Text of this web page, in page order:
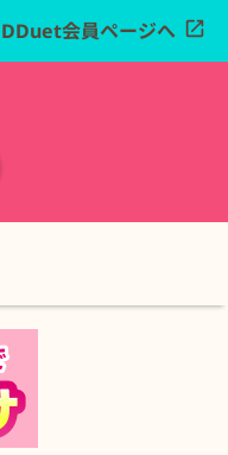
DDuet会員ページへ